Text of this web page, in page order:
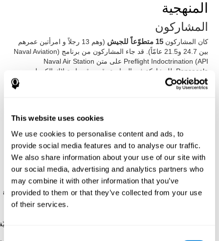
This website uses cookies
We use cookies to personalise content and ads, to
provide social media features and to analyse our traffic.
We also share information about your use of our site with
our social media, advertising and analytics partners who
may combine it with other information that you’ve
provided to them or that they’ve collected from your use
of their services.
المنهجية
المشاركون
كان المشاركون15 متطوّعاً للجيش
(وهم 13 رجلاً و امرأتين عمرهم
بين 24.7 و21.5 عامّاً). قد جاء المشاركون من برنامج (Naval Aviation
Preflight Indoctrination (API على متن Naval Air Station
Pensacola. للمشاركة في الدراسة، قد روقب استهلاك الكحول،
الكافيين والتبغ، إضافةً إلى ذلك ينبغي ألا يعانون مشاكل عصبيّة أو
متعلّقة بالنوم.
لمعرفة تأثيرات عدم النوم في
الأداء المعرفي والعينيّ-المتريّ عند المجموعة والفرد. في المقام الأوّل
تسجّل الخط الأصلي وبعد ذلك جمع معلومات خلال عدم النوم.
التحليل الإحصائيّ
قد تمّ التحليلبثلاث خطوات:
الخطوة الأولى
: تمّ سلسلة ANOVAs لكلّ معيار ومتغير متوقّع
المتغيرات التي تغيّرات
: تمّ أنماطاً خطيّاً هرميّاً بتأثيرات محدّدة